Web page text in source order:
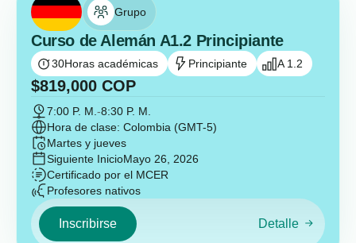
Grupo
Curso de Alemán A1.2 Principiante
30Horas académicas Principiante A 1.2
$819,000 COP
7:00 P. M. -8:30 P. M.
Hora de clase: Colombia (GMT-5)
Martes y jueves
Siguiente InicioMayo 26, 2026
Certificado por el MCER
Profesores nativos
Inscribirse Detalle